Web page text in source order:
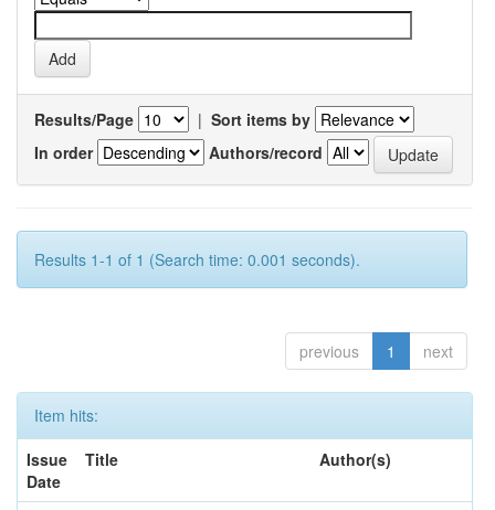
Results/Page | Sort items by
In order
Authors/record
Results 1-1 of 1 (Search time: 0.001 seconds).
previous 1 next
Item hits:
Issue
Date
Title Author(s)